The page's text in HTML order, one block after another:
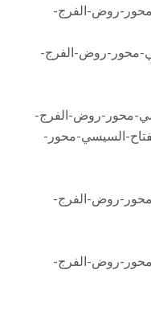
روض-الفرج-
محور-روض-الفرج-
السيسي-محور-
روض-الفرج-
روض-الفرج-